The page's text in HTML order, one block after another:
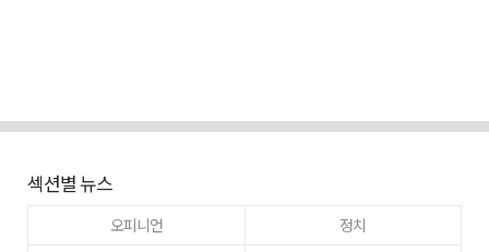
섹션별 뉴스
오피니언
정치